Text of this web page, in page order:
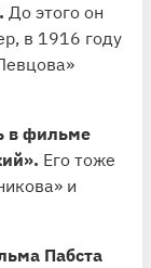
До этого он
в 1916 году
в фильме
Его тоже
и
Пабста